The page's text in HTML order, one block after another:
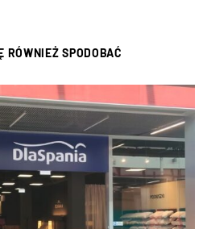
RÓWNIEŻ SPODOBAĆ